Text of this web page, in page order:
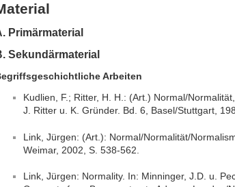
Primärmaterial
Sekundärmaterial
Arbeiten
Kudlien, F.; Ritter, H. H.: (Art.) Normal/
J. Ritter u. K. Gründer. Bd. 6, Basel/Stuttgart,
Link, Jürgen: (Art.): Normal/Normalität/
Weimar, 2002, S. 538-562.
Link, Jürgen: Normality. In: Minninger, J.D. u.